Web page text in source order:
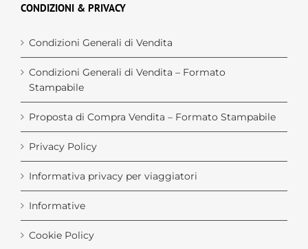
CONDIZIONI & PRIVACY
Condizioni Generali di Vendita
Condizioni Generali di Vendita – Formato
Stampabile
Proposta di Compra Vendita – Formato Stampabile
Privacy Policy
Informativa privacy per viaggiatori
Informative
Cookie Policy